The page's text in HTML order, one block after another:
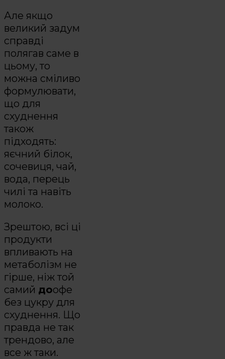
Але якщо
великий задум
справді
полягав саме в
цьому, то
можна сміливо
формулювати,
що для
схуднення
також
підходять:
яєчний білок,
сочевиця, чай,
вода, перець
чилі та навіть
молоко.
Зрештою, всі ці
продукти
впливають на
метаболізм не
гірше, ніж той
самий доофе
без цукру для
схуднення. Що
правда не так
трендово, але
все ж таки.